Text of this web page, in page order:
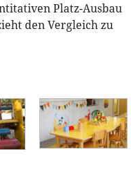
Platz-Ausbau
den Vergleich zu